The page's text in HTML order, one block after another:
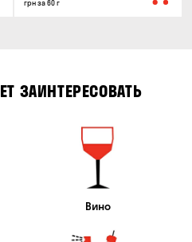
грн за 60 г
ЗАИНТЕРЕСОВАТЬ
Вино